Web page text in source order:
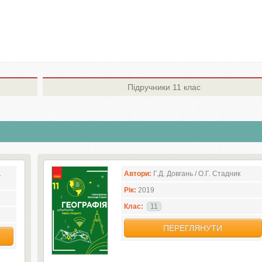
Підручники 11 клас
Автори: Г.Д. Довгань / О.Г. Стадник
Рік: 2019
Клас:
11
ПЕРЕГЛЯНУТИ